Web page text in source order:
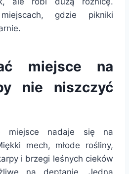
gdzie pikniki
miejsce na
nie niszczyć
miejsce nadaje się na
mech, młode rośliny,
i brzegi leśnych cieków